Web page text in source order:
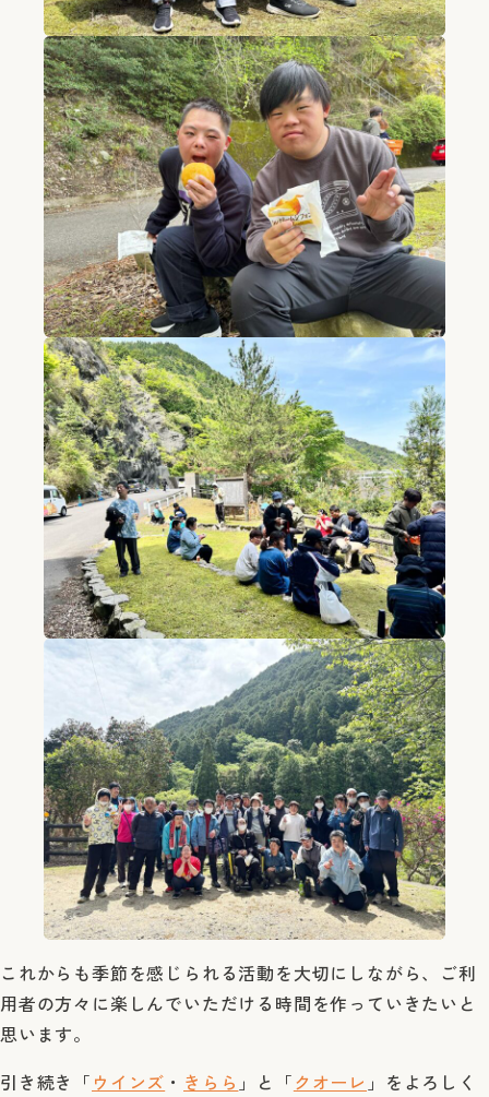
これからも季節を感じられる活動を大切にしながら、ご利
用者の方々に楽しんでいただける時間を作っていきたいと
思います。
引き続き「 ウインズ ・ きらら 」と「クオーレ 」をよろしく